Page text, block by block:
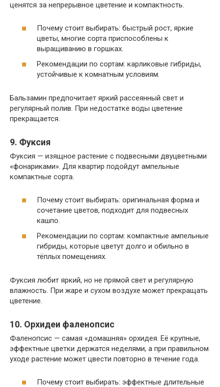
ценятся за непрерывное цветение и компактность.
Почему стоит выбирать: быстрый рост, яркие
цветы, многие сорта приспособлены к
выращиванию в горшках.
Рекомендации по сортам: карликовые гибриды,
устойчивые к комнатным условиям.
Бальзамин предпочитает яркий рассеянный свет и
регулярный полив. При недостатке воды цветение
прекращается.
9. Фуксия
Фуксия — изящное растение с подвесными двуцветными
«фонариками». Для квартир подойдут ампельные
компактные сорта.
Почему стоит выбирать: оригинальная форма и
сочетание цветов, подходит для подвесных
кашпо.
Рекомендации по сортам: компактные ампельные
гибриды, которые цветут долго и обильно в
тёплых помещениях.
Фуксия любит яркий, но не прямой свет и регулярную
влажность. При жаре и сухом воздухе может прекращать
цветение.
10. Орхидеи фаленопсис
Фаленопсис — самая «домашняя» орхидея. Её крупные,
эффектные цветки держатся неделями, а при правильном
уходе растение может цвести повторно в течение года.
Почему стоит выбирать: эффектные длительные